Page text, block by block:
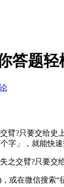
答题轻
臂?只要交给
字」，就能快
交臂?只要交
在微信搜索“征